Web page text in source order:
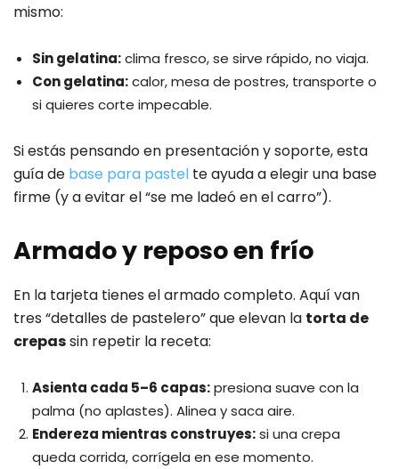
mismo:
Sin gelatina:clima fresco, se sirve rápido, no viaja.
Con gelatina:calor, mesa de postres, transporte o
si quieres corte impecable.
Si estás pensando en presentación y soporte, esta
guía de base para pastel te ayuda a elegir una base
firme (y a evitar el “se me ladeó en el carro”).
Armado y reposo en frío
En la tarjeta tienes el armado completo. Aquí van
tres “detalles de pastelero” que elevan la torta de
crepassin repetir la receta:
Asienta cada 5–6 capas:presiona suave con la
palma (no aplastes). Alinea y saca aire.
Endereza mientras construyes:si una crepa
queda corrida, corrígela en ese momento.